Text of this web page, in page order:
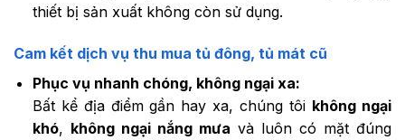
thiết bị sản xuất không còn sử dụng.
Cam kết dịch vụ thu mua tủ đông, tủ mát cũ
Phục vụ nhanh chóng, không ngại xa:
Bất kể địa điểm gần hay xa, chúng tôi không ngại
khó, không ngại nắng mưa và luôn có mặt đúng